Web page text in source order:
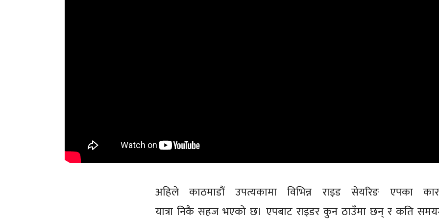
अहिले काठमाडौं उपत्यकामा विभिन्न राइड सेयरिङ एपका
यात्रा निकै सहज भएको छ। एपबाट राइडर कुन ठाउँमा छन् र कति